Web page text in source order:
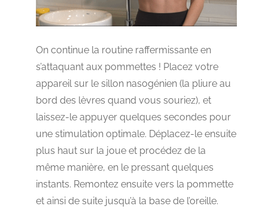
On continue la routine raffermissante en
s’attaquant aux pommettes ! Placez votre
appareil sur le sillon nasogénien (la pliure au
bord des lèvres quand vous souriez), et
laissez-le appuyer quelques secondes pour
une stimulation optimale. Déplacez-le ensuite
plus haut sur la joue et procédez de la
même manière, en le pressant quelques
instants. Remontez ensuite vers la pommette
et ainsi de suite jusqu’à la base de l’oreille.